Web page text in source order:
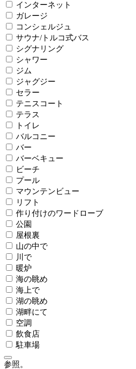
インターネット
ガレージ
コンシェルジュ
サウナ/トルコ式バス
シグナリング
シャワー
ジム
ジャグジー
セラー
テニスコート
テラス
トイレ
バルコニー
バー
バーベキュー
ビーチ
プール
マウンテンビュー
リフト
作り付けのワードローブ
公園
屋根裏
山の中で
川で
暖炉
海の眺め
海上で
湖の眺め
湖畔にて
空調
飲食店
駐車場
参照。